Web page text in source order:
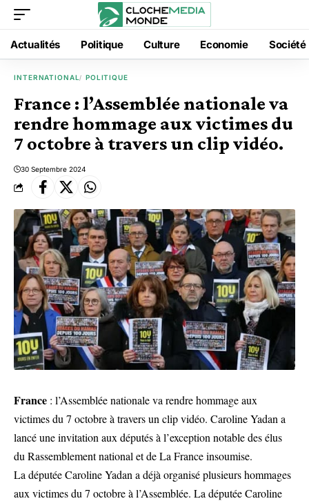
Actualités Politique Culture Economie Société
INTERNATIONAL POLITIQUE
France : l’Assemblée nationale va
rendre hommage aux victimes du
7 octobre à travers un clip vidéo.
30 Septembre 2024
France : l’Assemblée nationale va rendre hommage aux
victimes du 7 octobre à travers un clip vidéo. Caroline Yadan a
lancé une invitation aux députés à l’exception notable des élus
du Rassemblement national et de La France insoumise.
La députée Caroline Yadan a déjà organisé plusieurs hommages
aux victimes du 7 octobre à l’Assemblée. La députée Caroline